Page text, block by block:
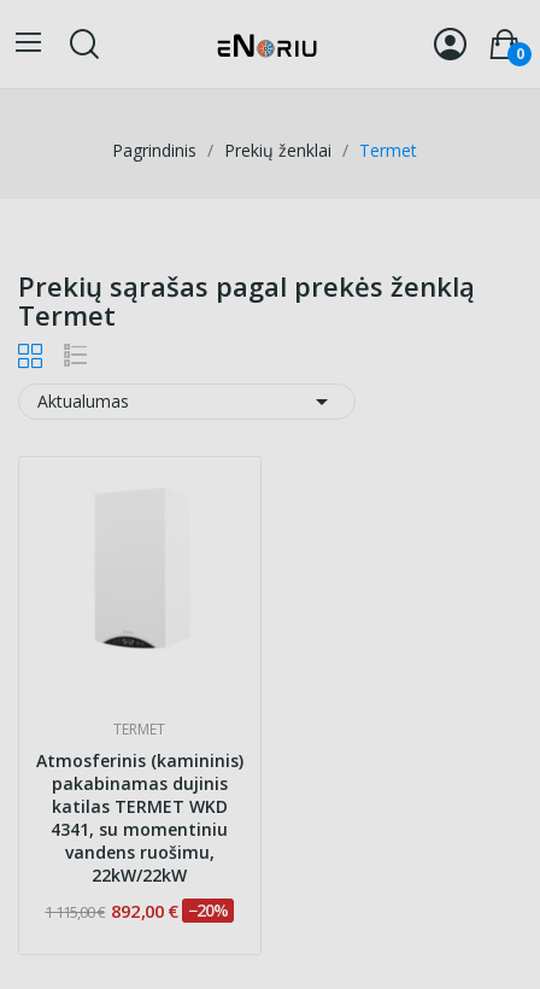
0
Pagrindinis Prekių ženklai Termet
Prekių sąrašas pagal prekės ženklą
Termet
Aktualumas 
TERMET
Atmosferinis (kamininis)
pakabinamas dujinis
katilas TERMET WKD
4341, su momentiniu
vandens ruošimu,
22kW/22kW
1 115,00 € 892,00 € −20%